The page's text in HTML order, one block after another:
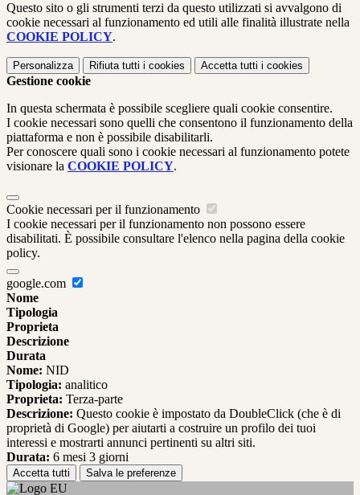
Questo sito o gli strumenti terzi da questo utilizzati si avvalgono di
cookie necessari al funzionamento ed utili alle finalità illustrate nella
COOKIE POLICY.
Personalizza Rifiuta tutti i cookies Accetta tutti i cookies
Gestione cookie
In questa schermata è possibile scegliere quali cookie consentire.
I cookie necessari sono quelli che consentono il funzionamento della
piattaforma e non è possibile disabilitarli.
Per conoscere quali sono i cookie necessari al funzionamento potete
visionare la COOKIE POLICY.
Cookie necessari per il funzionamento
I cookie necessari per il funzionamento non possono essere
disabilitati. È possibile consultare l'elenco nella pagina della cookie
policy.
google.com
Nome
Tipologia
Proprieta
Descrizione
Durata
Nome: NID
Tipologia: analitico
Proprieta: Terza-parte
Descrizione: Questo cookie è impostato da DoubleClick (che è di
proprietà di Google) per aiutarti a costruire un profilo dei tuoi
interessi e mostrarti annunci pertinenti su altri siti.
Durata: 6 mesi 3 giorni
Accetta tutti Salva le preferenze